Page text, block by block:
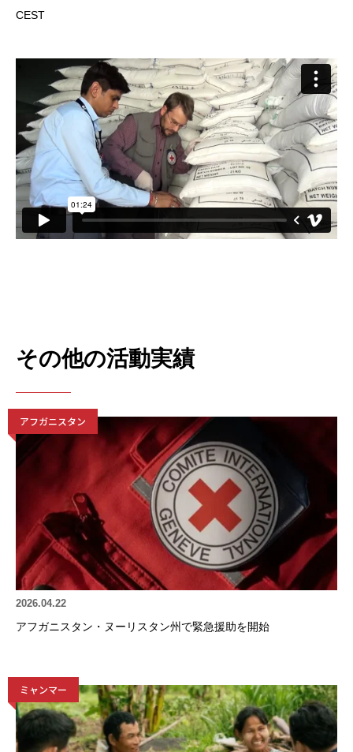
CEST
その他の活動実績
アフガニスタン
2026.04.22
アフガニスタン・ヌーリスタン州で緊急援助を開始
ミャンマー